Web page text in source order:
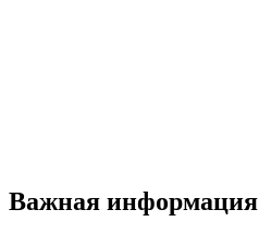
Важная информация